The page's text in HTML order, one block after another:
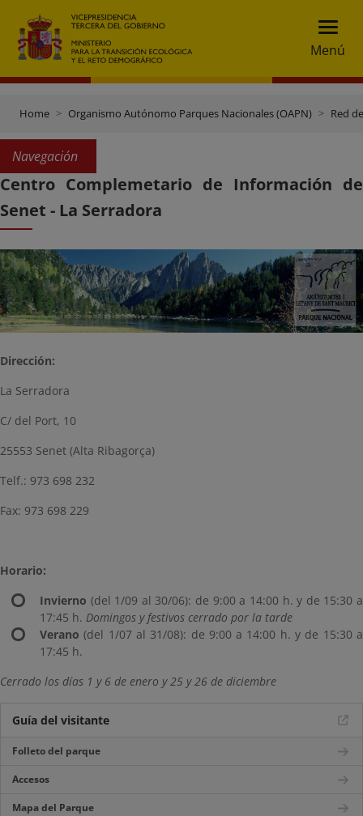
Menú
Home Organismo Autónomo Parques Nacionales (OAPN) Red
Navegación
Centro Complemetario de Información de
Senet - La Serradora
Dirección:
La Serradora
C/ del Port, 10
25553 Senet (Alta Ribagorça)
Telf.: 973 698 232
Fax: 973 698 229
Horario:
Invierno (del 1/09 al 30/06): de 9:00 a 14:00 h. y de 15:30 a
17:45 h. Domingos y festivos cerrado por la tarde
Verano (del 1/07 al 31/08): de 9:00 a 14:00 h. y de 15:30 a
17:45 h.
Cerrado los días 1 y 6 de enero y 25 y 26 de diciembre
Guía del visitante
Folleto del parque
Accesos
Mapa del Parque